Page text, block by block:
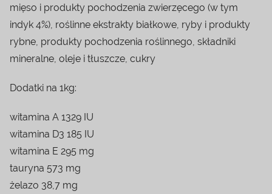
mięso i produkty pochodzenia zwierzęcego (w tym
indyk 4%), roślinne ekstrakty białkowe, ryby i produkty
rybne, produkty pochodzenia roślinnego, składniki
mineralne, oleje i tłuszcze, cukry
Dodatki na 1kg:
witamina A 1329 IU
witamina D3 185 IU
witamina E 295 mg
tauryna 573 mg
żelazo 38,7 mg